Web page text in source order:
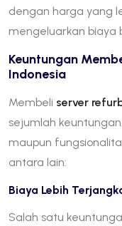
dengan harga yang
mengeluarkan biaya
Keuntungan
Indonesia
Membeli server
sejumlah
maupun
antara lain:
Biaya Lebih
Salah satu